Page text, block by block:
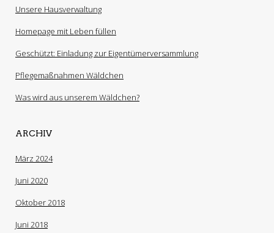
Unsere Hausverwaltung
Homepage mit Leben füllen
Geschützt: Einladung zur Eigentümerversammlung
Pflegemaßnahmen Wäldchen
Was wird aus unserem Wäldchen?
ARCHIV
März 2024
Juni 2020
Oktober 2018
Juni 2018